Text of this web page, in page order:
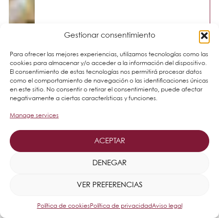
Gestionar consentimiento
Para ofrecer las mejores experiencias, utilizamos tecnologías como las
cookies para almacenar y/o acceder a la información del dispositivo.
El consentimiento de estas tecnologías nos permitirá procesar datos
como el comportamiento de navegación o las identificaciones únicas
en este sitio. No consentir o retirar el consentimiento, puede afectar
negativamente a ciertas características y funciones.
Manage services
ACEPTAR
DENEGAR
VER PREFERENCIAS
Política de cookiesPolítica de privacidadAviso legal